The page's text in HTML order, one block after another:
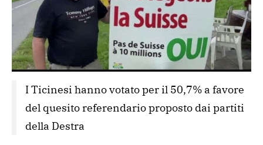
I Ticinesi hanno votato per il 50,7% a favore
del quesito referendario proposto dai partiti
della Destra